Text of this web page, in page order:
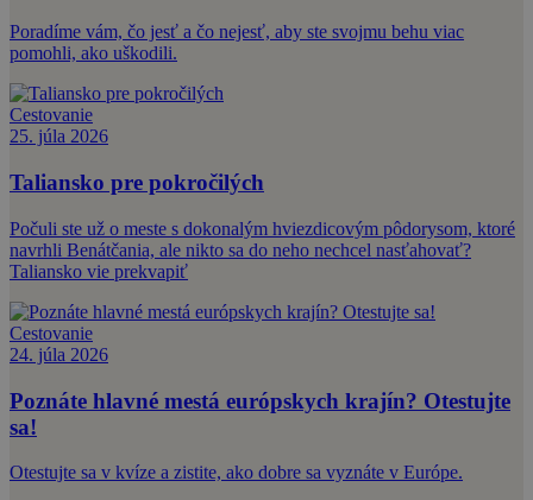
Poradíme vám, čo jesť a čo nejesť, aby ste svojmu behu viac
pomohli, ako uškodili.
Cestovanie
25. júla 2026
Taliansko pre pokročilých
Počuli ste už o meste s dokonalým hviezdicovým pôdorysom, ktoré
navrhli Benátčania, ale nikto sa do neho nechcel nasťahovať?
Taliansko vie prekvapiť
Cestovanie
24. júla 2026
Poznáte hlavné mestá európskych krajín? Otestujte
sa!
Otestujte sa v kvíze a zistite, ako dobre sa vyznáte v Európe.